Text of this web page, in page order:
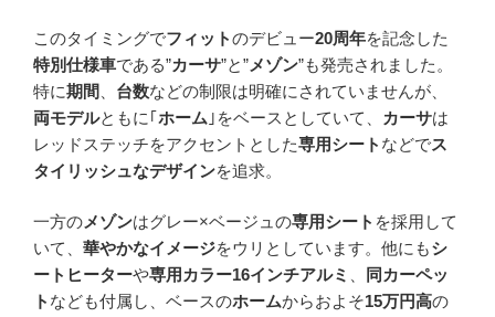
このタイミングでフィットのデビュー20周年を記念した
特別仕様車である”カーサ”と”メゾン”も発売されました。
特に期間 台数などの制限は明確にされていませんが、
両モデルともに｢ホーム ｣をベースとしていて、 カーサは
レッドステッチをアクセントとした専用シート などでス
タイリッシュなデザインを追求。
一方のメゾンはグレー×ベージュの専用シート を採用して
いて、 華やかなイメージをウリとしています。他にもシ
ートヒーターや専用カラー16インチアルミ
同カーペッ
ト なども付属し、ベースのホームからおよそ15万円高の